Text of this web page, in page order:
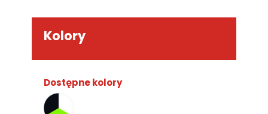
Kolory
Dostępne kolory